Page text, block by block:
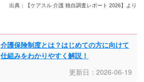
出典：【ケアスル 介護 独自調査レポート 2026】より
介護保険制度とは？はじめての方に向けて
仕組みをわかりやすく解説！
更新日：2026-06-19